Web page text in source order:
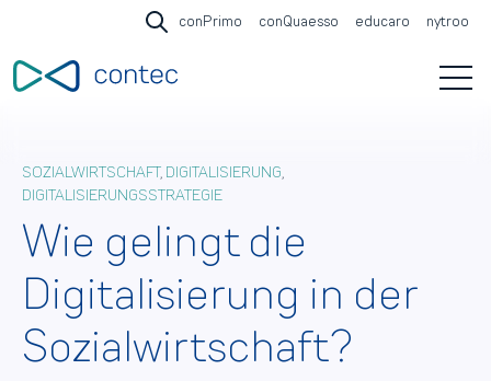
Open search
conPrimo conQuaesso educaro nytroo
SOZIALWIRTSCHAFT, DIGITALISIERUNG,
DIGITALISIERUNGSSTRATEGIE
Wie gelingt die
Digitalisierung in der
Sozialwirtschaft?